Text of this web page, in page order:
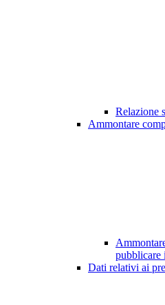
Relazione
Ammontare
pubblicare
Dati relativi ai